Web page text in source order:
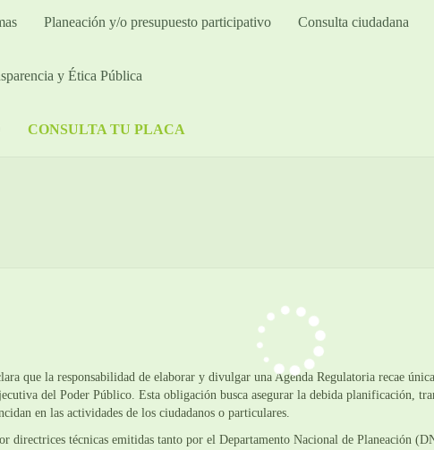
Planeación y/o presupuesto participativo​ Consulta ciudadana
y Ética Pública
CONSULTA TU PLACA
que la responsabilidad de elaborar y divulgar una Agenda Regulatoria recae
del Poder Público. Esta obligación busca asegurar la debida planificación,
en las actividades de los ciudadanos o particulares.
directrices técnicas emitidas tanto por el Departamento Nacional de Planeación